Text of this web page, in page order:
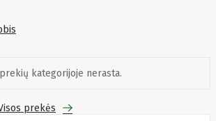
kategorijoje nerasta.
prekės